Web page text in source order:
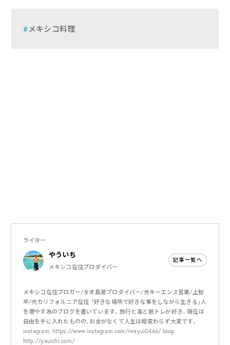
メキシコ料理
ライター
やういち
メキシコ在住プロダイバー
記事一覧へ
メキシコ在住ブロガー/タオ島産プロダイバー/元キーエンス営業/上智
卒/元カリフォルニア在住 「好きな場所で好きな事をしながら生きる」人
を増やす為のブログを書いています。旅行と海と筋トレが好き。現在は
自由を手に入れたものの、お金がなくて人生は相変わらず大変です。
instagram: https://www.instagram.com/iwayui0466/ blog:
http://yauichi.com/